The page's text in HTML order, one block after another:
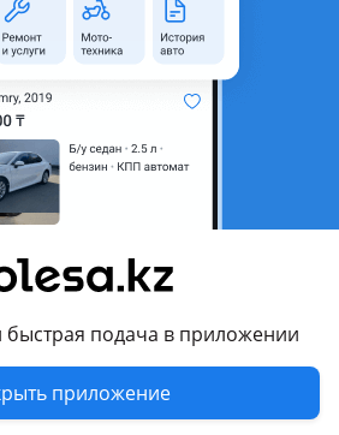
подача в приложении
приложение
Б/y
Оригинал
Да
A4 B6. Запчасти из Германии.
продавца